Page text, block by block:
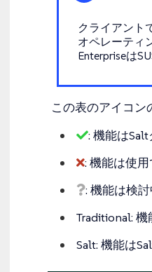
クライアント
オペレーティ
Enterpriseは
この表のアイコン
: 機能は
: 機能は使
: 機能は検
Traditional:
Salt: 機能は